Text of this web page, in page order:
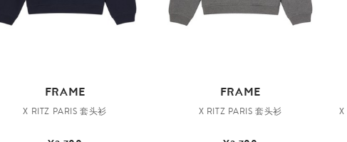
FRAME
X RITZ PARIS 套头衫
FRAME
X RITZ PARIS 套头衫